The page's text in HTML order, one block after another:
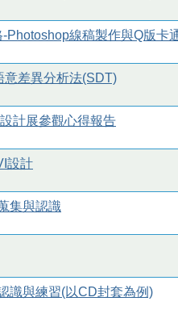
Photoshop線稿製作與Q版卡
意差異分析法(SDT)
計展參觀心得報告
設計
集與認識
識與練習(以CD封套為例)